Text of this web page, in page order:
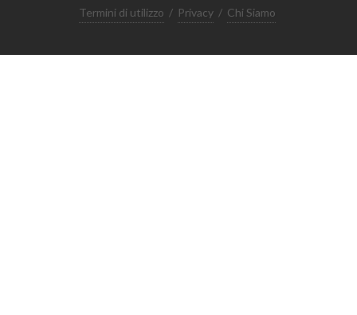
Termini di utilizzo / Privacy / Chi Siamo